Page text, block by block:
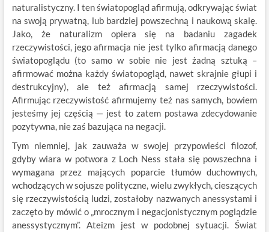
naturalistyczny. I ten światopogląd afirmują, odkrywając świat
na swoją prywatną, lub bardziej powszechną i naukową skalę.
Jako, że naturalizm opiera się na badaniu zagadek
rzeczywistości, jego afirmacja nie jest tylko afirmacją danego
światopoglądu (to samo w sobie nie jest żadną sztuką –
afirmować można każdy światopogląd, nawet skrajnie głupi i
destrukcyjny), ale też afirmacją samej rzeczywistości.
Afirmując rzeczywistość afirmujemy też nas samych, bowiem
jesteśmy jej częścią — jest to zatem postawa zdecydowanie
pozytywna, nie zaś bazująca na negacji.
Tym niemniej, jak zauważa w swojej przypowieści filozof,
gdyby wiara w potwora z Loch Ness stała się powszechna i
wymagana przez mających poparcie tłumów duchownych,
wchodzących w sojusze polityczne, wielu zwykłych, cieszących
się rzeczywistością ludzi, zostałoby nazwanych anessystami i
zaczęto by mówić o „mrocznym i negacjonistycznym poglądzie
anessystycznym”. Ateizm jest w podobnej sytuacji. Świat